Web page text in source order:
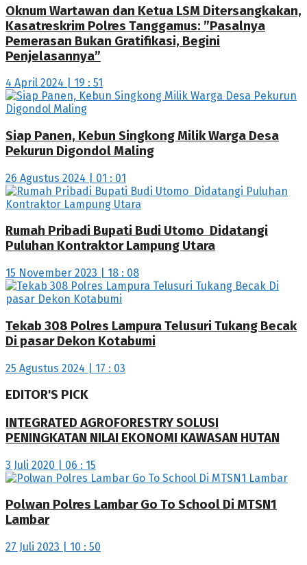
Oknum Wartawan dan Ketua LSM Ditersangkakan,
Kasatreskrim Polres Tanggamus: ”Pasalnya
Pemerasan Bukan Gratifikasi, Begini
Penjelasannya”
4 April 2024 | 19 : 51
Siap Panen, Kebun Singkong Milik Warga Desa
Pekurun Digondol Maling
26 Agustus 2024 | 01 : 01
Rumah Pribadi Bupati Budi Utomo Didatangi
Puluhan Kontraktor Lampung Utara
15 November 2023 | 18 : 08
Tekab 308 Polres Lampura Telusuri Tukang Becak
Di pasar Dekon Kotabumi
25 Agustus 2024 | 17 : 03
EDITOR'S PICK
INTEGRATED AGROFORESTRY SOLUSI
PENINGKATAN NILAI EKONOMI KAWASAN HUTAN
3 Juli 2020 | 06 : 15
Polwan Polres Lambar Go To School Di MTSN1
Lambar
27 Juli 2023 | 10 : 50